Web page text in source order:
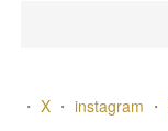
・ X・ instagram ・